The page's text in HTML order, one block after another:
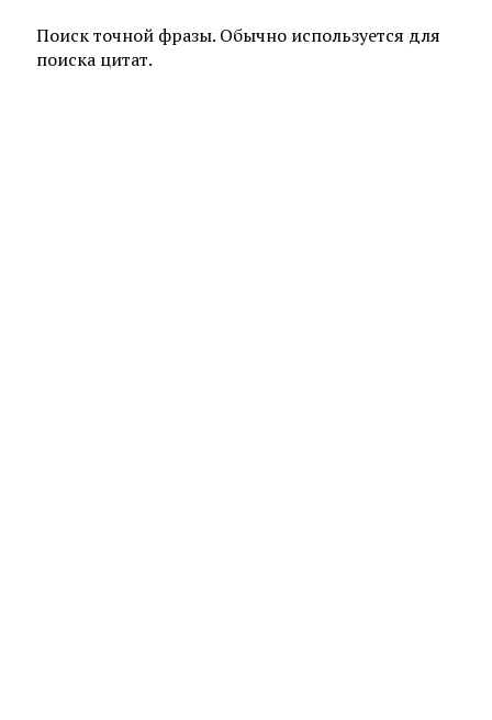
Поиск точной фразы. Обычно используется для
поиска цитат.